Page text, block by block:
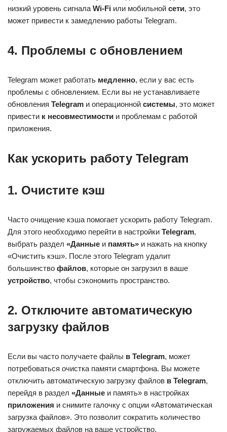
низкий уровень сигнала Wi-Fi или мобильной сети, это
может привести к замедлению работы Telegram.
4. Проблемы с обновлением
Telegram может работать медленно, если у вас есть
проблемы с обновлением. Если вы не устанавливаете
обновления Telegram и операционной системы, это может
привести к несовместимости и проблемам с работой
приложения.
Как ускорить работу Telegram
1. Очистите кэш
Часто очищение кэша помогает ускорить работу Telegram.
Для этого необходимо перейти в настройки Telegram,
выбрать раздел «Данные и память» и нажать на кнопку
«Очистить кэш». После этого Telegram удалит
большинство файлов, которые он загрузил в ваше
устройство, чтобы сэкономить пространство.
2. Отключите автоматическую
загрузку файлов
Если вы часто получаете файлы в Telegram, может
потребоваться очистка памяти смартфона. Вы можете
отключить автоматическую загрузку файлов в Telegram,
перейдя в раздел «Данные и память» в настройках
приложения и снимите галочку с опции «Автоматическая
загрузка файлов». Это позволит сократить количество
загружаемых файлов на ваше устройство.